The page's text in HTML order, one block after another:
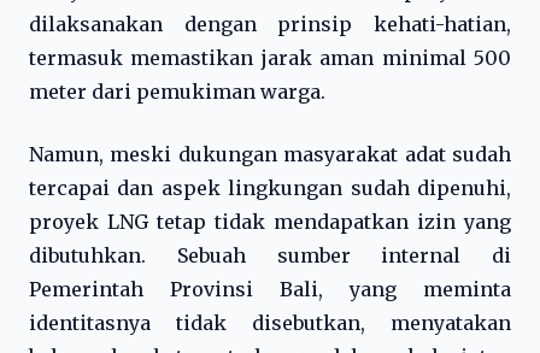
dilaksanakan dengan prinsip kehati-hatian,
termasuk memastikan jarak aman minimal 500
meter dari pemukiman warga.
Namun, meski dukungan masyarakat adat sudah
tercapai dan aspek lingkungan sudah dipenuhi,
proyek LNG tetap tidak mendapatkan izin yang
dibutuhkan. Sebuah sumber internal di
Pemerintah Provinsi Bali, yang meminta
identitasnya tidak disebutkan, menyatakan